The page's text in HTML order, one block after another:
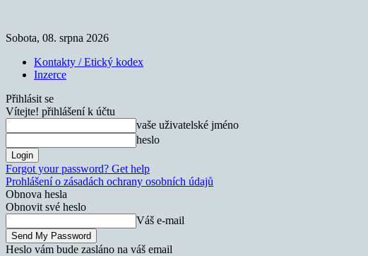
Sobota, 08. srpna 2026
Kontakty / Etický kodex
Inzerce
Přihlásit se
Vítejte! přihlášení k účtu
vaše uživatelské jméno
heslo
Forgot your password? Get help
Prohlášení o zásadách ochrany osobních údajů
Obnova hesla
Obnovit své heslo
Váš e-mail
Heslo vám bude zasláno na váš email